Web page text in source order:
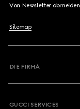
Von Newsletter abmelden
Sitemap
DIE FIRMA
GUCCI SERVICES